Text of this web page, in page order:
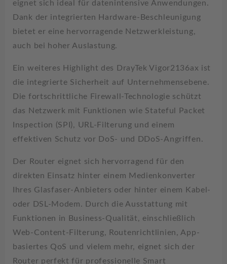
eignet sich ideal für datenintensive Anwendungen.
Dank der integrierten Hardware-Beschleunigung
bietet er eine hervorragende Netzwerkleistung,
auch bei hoher Auslastung.
Ein weiteres Highlight des DrayTek Vigor2136ax ist
die integrierte Sicherheit auf Unternehmensebene.
Die fortschrittliche Firewall-Technologie schützt
das Netzwerk mit Funktionen wie Stateful Packet
Inspection (SPI), URL-Filterung und einem
effektiven Schutz vor DoS- und DDoS-Angriffen.
Der Router eignet sich hervorragend für den
direkten Einsatz hinter einem Medienkonverter
Ihres Glasfaser-Anbieters oder hinter einem Kabel-
oder DSL-Modem. Durch die Ausstattung mit
Funktionen in Business-Qualität, einschließlich
Web-Content-Filterung, Routenrichtlinien, App-
basiertes QoS und vielem mehr, eignet sich der
Router perfekt für professionelle Smart